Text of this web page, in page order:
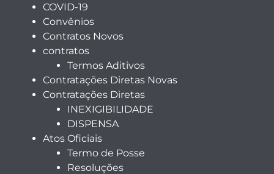
COVID-19
Convênios
Contratos Novos
contratos
Termos Aditivos
Contratações Diretas Novas
Contratações Diretas
INEXIGIBILIDADE
DISPENSA
Atos Oficiais
Termo de Posse
Resoluções